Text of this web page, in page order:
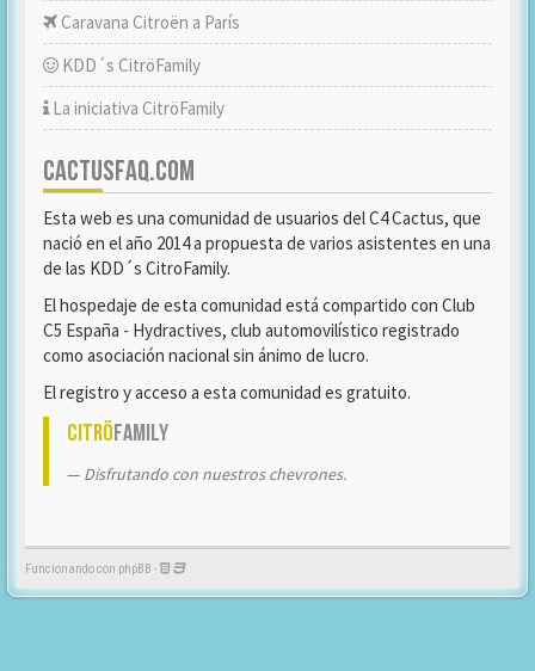
Caravana Citroën a París
KDD´s CitröFamily
La iniciativa CitröFamily
CACTUSFAQ.COM
Esta web es una comunidad de usuarios del C4 Cactus, que
nació en el año 2014 a propuesta de varios asistentes en una
de las KDD´s CitroFamily.
El hospedaje de esta comunidad está compartido con Club
C5 España - Hydractives, club automovilístico registrado
como asociación nacional sin ánimo de lucro.
El registro y acceso a esta comunidad es gratuito.
CitröFamily
Disfrutando con nuestros chevrones.
Funcionando con phpBB -